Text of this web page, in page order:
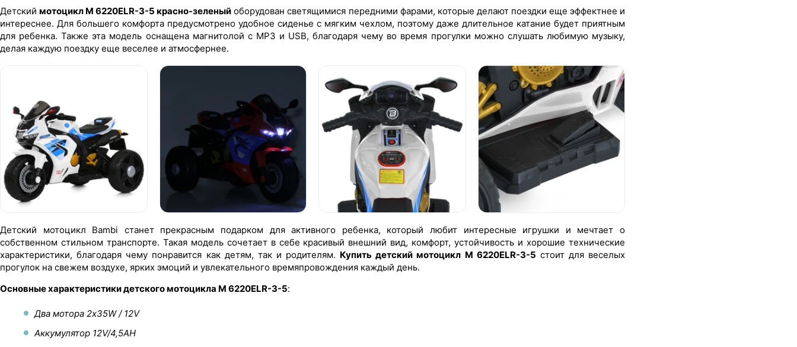
Детскиймотоцикл M 6220ELR-3-5 красно-зеленый оборудован светящимися передними фарами, которые делают поездки еще эффектнее и
интереснее. Для большего комфорта предусмотрено удобное сиденье с мягким чехлом, поэтому даже длительное катание будет приятным
для ребенка. Также эта модель оснащена магнитолой с MP3 и USB, благодаря чему во время прогулки можно слушать любимую музыку,
делая каждую поездку еще веселее и атмосфернее.
Детский мотоцикл Bambi станет прекрасным подарком для активного ребенка, который любит интересные игрушки и мечтает о
собственном стильном транспорте. Такая модель сочетает в себе красивый внешний вид, комфорт, устойчивость и хорошие технические
характеристики, благодаря чему понравится как детям, так и родителям. Купить детский мотоцикл M 6220ELR-3-5 стоит для веселых
прогулок на свежем воздухе, ярких эмоций и увлекательного времяпровождения каждый день.
Основные характеристики детского мотоцикла M 6220ELR-3-5:
Два мотора 2х35W / 12V
Аккумулятор 12V/4,5AH